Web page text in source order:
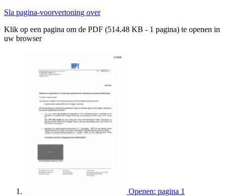
Sla pagina-voorvertoning over
Klik op een pagina om de PDF (514.48 KB - 1 pagina) te openen in
uw browser
Openen: pagina 1